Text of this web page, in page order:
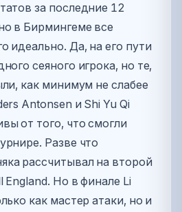
за последние 12
в Бирмингеме все
идеально. Да, на его пути
сеяного игрока, но те,
как минимум не слабее
Antonsen и Shi Yu Qi
от того, что смогли
Разве что
рассчитывал на второй
England. Но в финале Li
как мастер атаки, но и